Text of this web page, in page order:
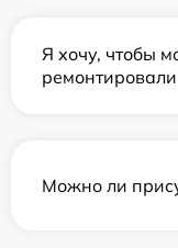
Я хочу, чтобы
Можно ли